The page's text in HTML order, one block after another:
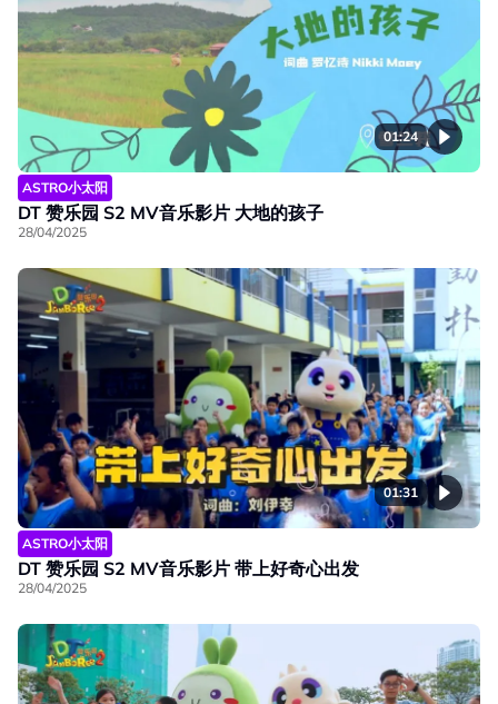
01:24
ASTRO小太阳
DT 赞乐园 S2 MV音乐影片 大地的孩子
28/04/2025
01:31
ASTRO小太阳
DT 赞乐园 S2 MV音乐影片 带上好奇心出发
28/04/2025